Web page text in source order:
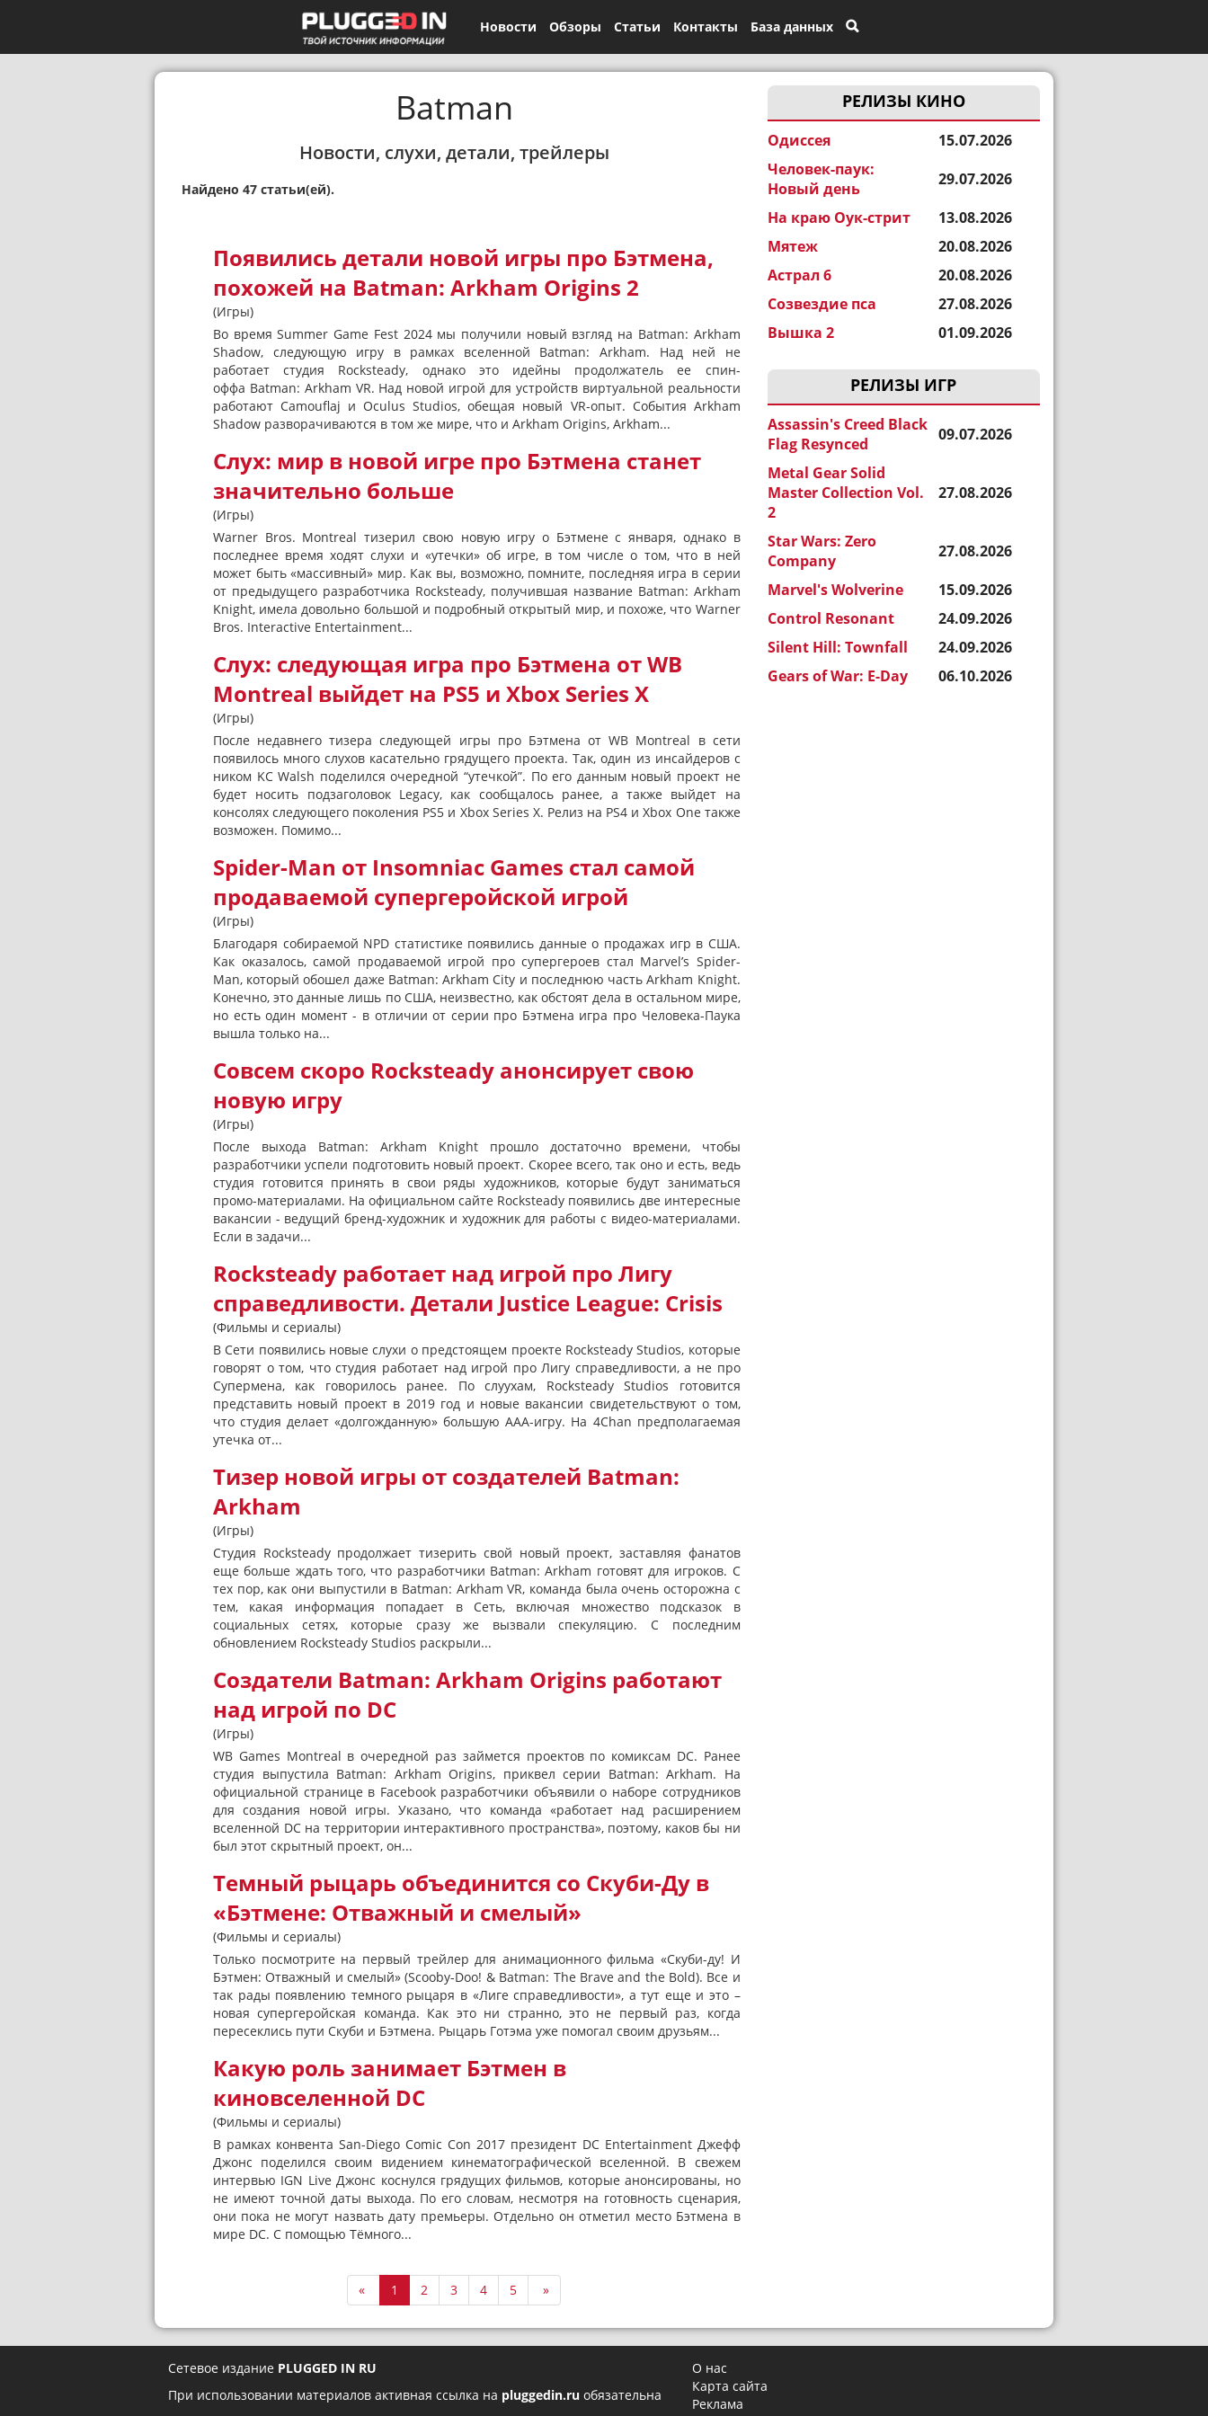
Новости Обзоры Статьи Контакты База данных
РЕЛИЗЫ КИНО
Одиссея
15.07.2026
Человек-паук:
Новый день
29.07.2026
На краю Оук-стрит
13.08.2026
Мятеж
20.08.2026
Астрал 6
20.08.2026
Созвездие пса
27.08.2026
Вышка 2
01.09.2026
РЕЛИЗЫ ИГР
Assassin's Creed Black
Flag Resynced
09.07.2026
Metal Gear Solid
Master Collection Vol.
2
27.08.2026
Star Wars: Zero
Company
27.08.2026
Marvel's Wolverine
15.09.2026
Control Resonant
24.09.2026
Silent Hill: Townfall
24.09.2026
Gears of War: E-Day
06.10.2026
Batman
Новости, слухи, детали, трейлеры
Найдено 47 статьи(ей).
Появились детали новой игры про Бэтмена,
похожей на Batman: Arkham Origins 2
(Игры)
Во время Summer Game Fest 2024 мы получили новый взгляд на Batman: Arkham
Shadow, следующую игру в рамках вселенной Batman: Arkham. Над ней не
работает студия Rocksteady, однако это идейны продолжатель ее спин-
оффа Batman: Arkham VR. Над новой игрой для устройств виртуальной реальности
работают Camouflaj и Oculus Studios, обещая новый VR-опыт. События Arkham
Shadow разворачиваются в том же мире, что и Arkham Origins, Arkham...
Слух: мир в новой игре про Бэтмена станет
значительно больше
(Игры)
Warner Bros. Montreal тизерил свою новую игру о Бэтмене с января, однако в
последнее время ходят слухи и «утечки» об игре, в том числе о том, что в ней
может быть «массивный» мир. Как вы, возможно, помните, последняя игра в серии
от предыдущего разработчика Rocksteady, получившая название Batman: Arkham
Knight, имела довольно большой и подробный открытый мир, и похоже, что Warner
Bros. Interactive Entertainment...
Слух: следующая игра про Бэтмена от WB
Montreal выйдет на PS5 и Xbox Series X
(Игры)
После недавнего тизера следующей игры про Бэтмена от WB Montreal в сети
появилось много слухов касательно грядущего проекта. Так, один из инсайдеров с
ником KC Walsh поделился очередной “утечкой”. По его данным новый проект не
будет носить подзаголовок Legacy, как сообщалось ранее, а также выйдет на
консолях следующего поколения PS5 и Xbox Series X. Релиз на PS4 и Xbox One также
возможен. Помимо...
Spider-Man от Insomniac Games стал самой
продаваемой супергеройской игрой
(Игры)
Благодаря собираемой NPD статистике появились данные о продажах игр в США.
Как оказалось, самой продаваемой игрой про супергероев стал Marvel’s Spider-
Man, который обошел даже Batman: Arkham City и последнюю часть Arkham Knight.
Конечно, это данные лишь по США, неизвестно, как обстоят дела в остальном мире,
но есть один момент - в отличии от серии про Бэтмена игра про Человека-Паука
вышла только на...
Совсем скоро Rocksteady анонсирует свою
новую игру
(Игры)
После выхода Batman: Arkham Knight прошло достаточно времени, чтобы
разработчики успели подготовить новый проект. Скорее всего, так оно и есть, ведь
студия готовится принять в свои ряды художников, которые будут заниматься
промо-материалами. На официальном сайте Rocksteady появились две интересные
вакансии - ведущий бренд-художник и художник для работы с видео-материалами.
Если в задачи...
Rocksteady работает над игрой про Лигу
справедливости. Детали Justice League: Crisis
(Фильмы и сериалы)
В Сети появились новые слухи о предстоящем проекте Rocksteady Studios, которые
говорят о том, что студия работает над игрой про Лигу справедливости, а не про
Супермена, как говорилось ранее. По слуухам, Rocksteady Studios готовится
представить новый проект в 2019 год и новые вакансии свидетельствуют о том,
что студия делает «долгожданную» большую AAA-игру. На 4Chan предполагаемая
утечка от...
Тизер новой игры от создателей Batman:
Arkham
(Игры)
Студия Rocksteady продолжает тизерить свой новый проект, заставляя фанатов
еще больше ждать того, что разработчики Batman: Arkham готовят для игроков. С
тех пор, как они выпустили в Batman: Arkham VR, команда была очень осторожна с
тем, какая информация попадает в Сеть, включая множество подсказок в
социальных сетях, которые сразу же вызвали спекуляцию. С последним
обновлением Rocksteady Studios раскрыли...
Создатели Batman: Arkham Origins работают
над игрой по DC
(Игры)
WB Games Montreal в очередной раз займется проектов по комиксам DC. Ранее
студия выпустила Batman: Arkham Origins, приквел серии Batman: Arkham. На
официальной странице в Facebook разработчики объявили о наборе сотрудников
для создания новой игры. Указано, что команда «работает над расширением
вселенной DC на территории интерактивного пространства», поэтому, каков бы ни
был этот скрытный проект, он...
Темный рыцарь объединится со Скуби-Ду в
«Бэтмене: Отважный и смелый»
(Фильмы и сериалы)
Только посмотрите на первый трейлер для анимационного фильма «Скуби-ду! И
Бэтмен: Отважный и смелый» (Scooby-Doo! & Batman: The Brave and the Bold). Все и
так рады появлению темного рыцаря в «Лиге справедливости», а тут еще и это –
новая супергеройская команда. Как это ни странно, это не первый раз, когда
пересеклись пути Скуби и Бэтмена. Рыцарь Готэма уже помогал своим друзьям...
Какую роль занимает Бэтмен в
киновселенной DC
(Фильмы и сериалы)
В рамках конвента San-Diego Comic Con 2017 президент DC Entertainment Джефф
Джонс поделился своим видением кинематографической вселенной. В свежем
интервью IGN Live Джонс коснулся грядущих фильмов, которые анонсированы, но
не имеют точной даты выхода. По его словам, несмотря на готовность сценария,
они пока не могут назвать дату премьеры. Отдельно он отметил место Бэтмена в
мире DC. С помощью Тёмного...
« 1 2 3 4 5 »
Сетевое издание PLUGGED IN RU
При использовании материалов активная ссылка на pluggedin.ru обязательна
О нас
Карта сайта
Реклама